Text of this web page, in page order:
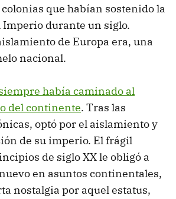
que habían sostenido la
durante un siglo.
de Europa era, una
nacional.
había caminado al
del continente. Tras las
optó por el aislamiento y
de su imperio. El frágil
de siglo XX le obligó a
en asuntos continentales,
nostalgia por aquel estatus,